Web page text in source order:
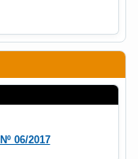
06/2017